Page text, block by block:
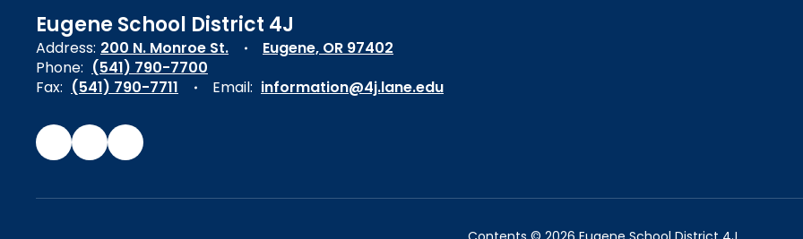
Eugene School District 4J
Address: 200 N. Monroe St.
Eugene, OR 97402
Phone: (541) 790-7700
Fax: (541) 790-7711 Email: information@4j.lane.edu